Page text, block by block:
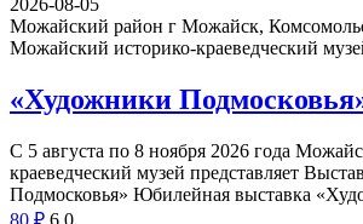
Можайский район г Можайск,
Можайский историко-краеведческий
«Художники
С 5 августа по 8 ноября 2026 года
краеведческий музей представляет
Подмосковья» Юбилейная выставка
80 ₽ 6 0